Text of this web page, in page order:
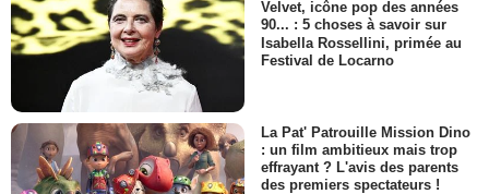
Velvet, icône pop des années
90... : 5 choses à savoir sur
Isabella Rossellini, primée au
Festival de Locarno
La Pat' Patrouille Mission Dino
: un film ambitieux mais trop
effrayant ? L'avis des parents
des premiers spectateurs !